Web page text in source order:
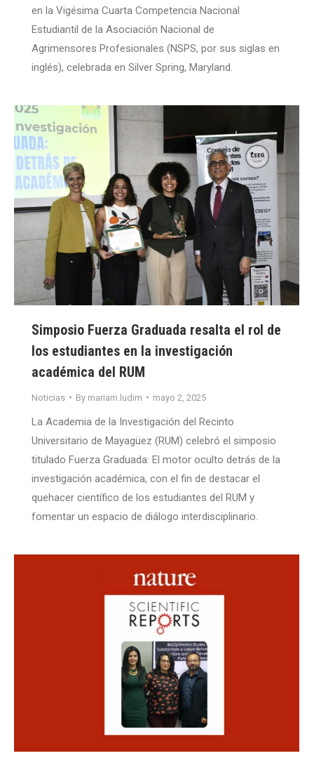
en la Vigésima Cuarta Competencia Nacional
Estudiantil de la Asociación Nacional de
Agrimensores Profesionales (NSPS, por sus siglas en
inglés), celebrada en Silver Spring, Maryland.
Simposio Fuerza Graduada resalta el rol de
los estudiantes en la investigación
académica del RUM
Noticias By mariam.ludim mayo 2, 2025
La Academia de la Investigación del Recinto
Universitario de Mayagüez (RUM) celebró el simposio
titulado Fuerza Graduada: El motor oculto detrás de la
investigación académica, con el fin de destacar el
quehacer científico de los estudiantes del RUM y
fomentar un espacio de diálogo interdisciplinario.